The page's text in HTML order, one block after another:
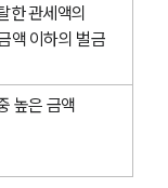
한 관세액의
액 이하의 벌금
높은 금액